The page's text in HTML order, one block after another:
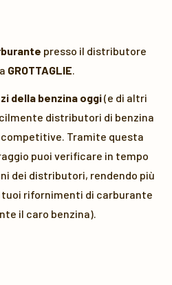
presso il distributore
a GROTTAGLIE.
della benzina oggi(e di altri
distributori di benzina
Tramite questa
puoi verificare in tempo
dei distributori, rendendo più
rifornimenti di carburante
il caro benzina).